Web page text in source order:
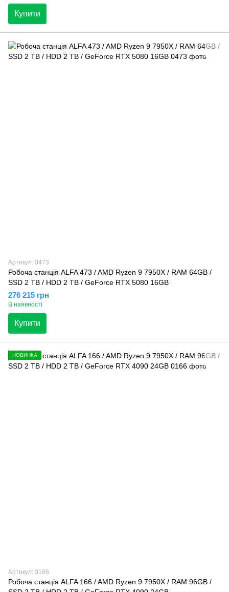
Купити
Артикул: 0473
Робоча станція ALFA 473 / AMD Ryzen 9 7950X / RAM 64GB /
SSD 2 TB / HDD 2 TB / GeForce RTX 5080 16GB
276 215 грн
В наявності
Купити
НОВИНКА
Артикул: 0166
Робоча станція ALFA 166 / AMD Ryzen 9 7950X / RAM 96GB /